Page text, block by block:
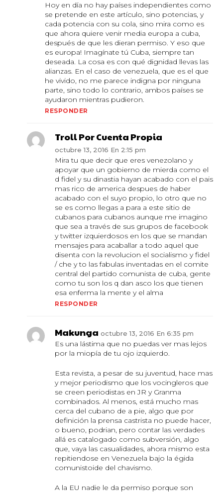
Hoy en día no hay países independientes como
se pretende en este artículo, sino potencias, y
cada potencia con su cola, sino mira como es
que ahora quiere venir media europa a cuba,
después de que les dieran permiso. Y eso que
es europa! Imagínate tú Cuba, siempre tan
deseada. La cosa es con qué dignidad llevas las
alianzas. En el caso de venezuela, que es el que
he vivido, no me parece indigna por ninguna
parte, sino todo lo contrario, ambos países se
ayudaron mientras pudieron.
RESPONDER
Troll Por Cuenta Propia
octubre 13, 2016 En 2:15 pm
Mira tu que decir que eres venezolano y
apoyar que un gobierno de mierda como el
d fidel y su dinastia hayan acabado con el pais
mas rico de america despues de haber
acabado con el suyo propio, lo otro que no
se es como llegas a para a este sitio de
cubanos para cubanos aunque me imagino
que sea a través de sus grupos de facebook
y twitter izquierdosos en los que se mandan
mensajes para acaballar a todo aquel que
disenta con la revolucion el socialismo y fidel
/ che y to las fabulas inventadas en el comite
central del partido comunista de cuba, gente
como tu son los q dan asco los que tienen
esa enferma la mente y el alma
RESPONDER
Makunga octubre 13, 2016 En 6:35 pm
Es una lástima que no puedas ver mas lejos
por la miopía de tu ojo izquierdo.
Esta revista, a pesar de su juventud, hace mas
y mejor periodismo que los vocingleros que
se creen periodistas en JR y Granma
combinados. Al menos, está mucho mas
cerca del cubano de a pie, algo que por
definición la prensa castrista no puede hacer,
o bueno, podrian, pero contar las verdades
allá es catalogado como subversión, algo
que, vaya las casualidades, ahora mismo esta
repitiendose en Venezuela bajo la égida
comunistoide del chavismo.
A la EU nadie le da permiso porque son